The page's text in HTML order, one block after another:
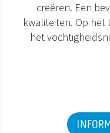
creëren. Een
kwaliteiten. Op het
het